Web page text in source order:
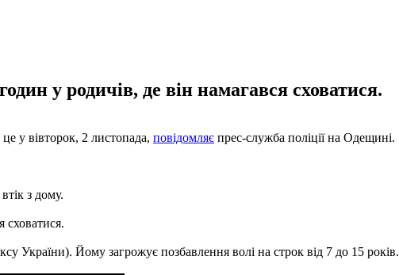
у родичів, де він намагався сховатися.
у вівторок, 2 листопада, повідомляє прес-служба поліції на Одещині.
з дому.
сховатися.
України). Йому загрожує позбавлення волі на строк від 7 до 15 років.